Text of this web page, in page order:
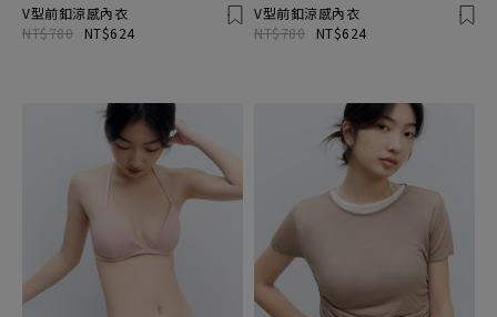
V型前釦涼感內衣
NT$780
NT$624
V型前釦涼感內衣
NT$780
NT$624